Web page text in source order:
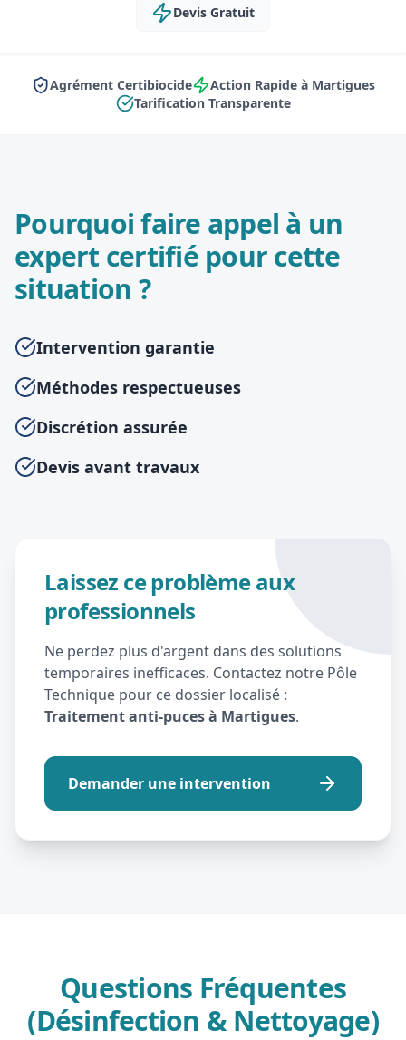
Devis Gratuit
Agrément Certibiocide
Action Rapide à Martigues
Tarification Transparente
Pourquoi faire appel à un
expert certifié pour cette
situation ?
Intervention garantie
Méthodes respectueuses
Discrétion assurée
Devis avant travaux
Laissez ce problème aux
professionnels
Ne perdez plus d'argent dans des solutions
temporaires inefficaces. Contactez notre Pôle
Technique pour ce dossier localisé :
Traitement anti-puces à Martigues.
Demander une intervention
Questions Fréquentes
(Désinfection & Nettoyage)